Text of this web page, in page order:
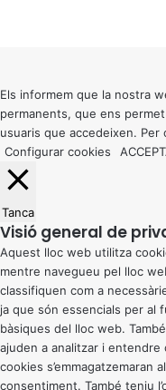
button
Els informem que la nostra
permanents, que ens
usuaris que accedeixen.
Configurar cookies
Tanca
Visió general de
Aquest lloc web utilitza
mentre navegueu pel lloc
classifiquen com a
ja que són essencials per al
bàsiques del lloc web.
ajuden a analitzar i
cookies s’emmagatzemaran
consentiment. També teniu